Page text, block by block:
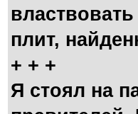
плит,
+ + +
Я стоял на